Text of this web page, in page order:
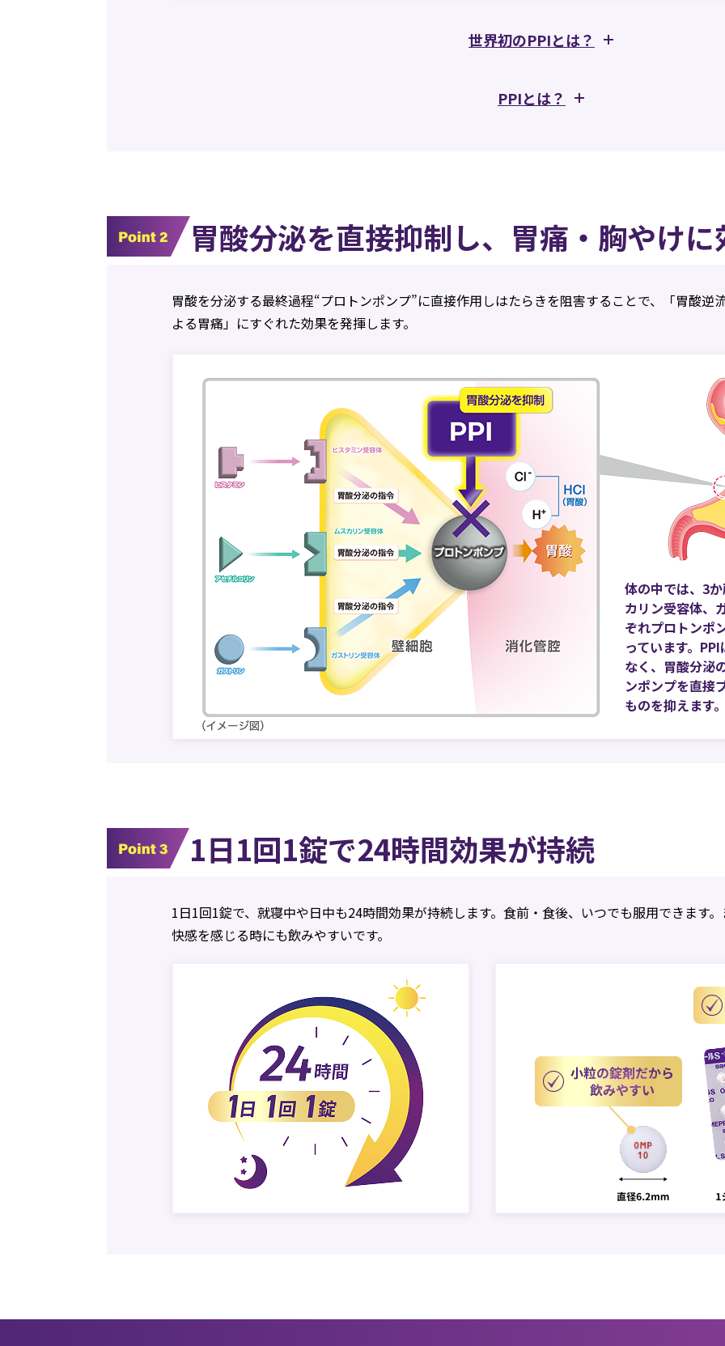
世界初のPPIとは？
PPIとは？
胃酸分泌を直接抑制し、胃痛・胸やけに
胃酸を分泌する最終過程“プロトンポンプ”に直接作用しはたらきを阻害することで、「胃酸逆
よる胃痛」にすぐれた効果を発揮します。
体の中では、3
カリン受容体、
ぞれプロトンポ
っています。
なく、胃酸分泌
ンポンプを直接
ものを抑えます
1日1回1錠で24時間効果が持続
1日1回1錠で、就寝中や日中も24時間効果が持続します。食前・食後、いつでも服用できます
快感を感じる時にも飲みやすいです。